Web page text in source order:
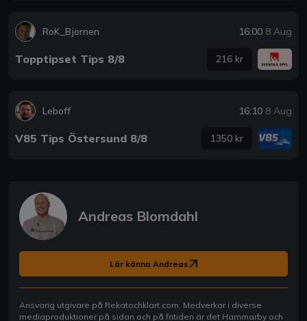
RoK_Bjornen 16:00 8 Aug
Topptipset Tips 8/8 216 kr
Leboff 16:10 8 Aug
V85 Tips Östersund 8/8 1350 kr
Andreas Blomdahl
Lär känna Andreas
Ansvarig utgivare på Rekatochklart.com. Medverkar i diverse
mediaproduktioner på sidan och på fritiden är det Hammarby och